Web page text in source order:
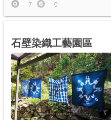
7 0
石壁染織工藝園區